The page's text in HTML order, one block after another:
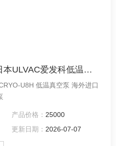
CRYO-U8H海外进口日本ULVAC爱发科低温真空泵
U8H 低温真空泵 海外进口
产品价格： 25000
更新日期： 2026-07-07